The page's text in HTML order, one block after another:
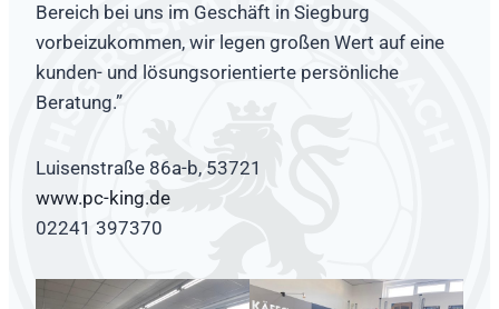
Bereich bei uns im Geschäft in Siegburg
vorbeizukommen, wir legen großen Wert auf eine
kunden- und lösungsorientierte persönliche
Beratung.”
Luisenstraße 86a-b, 53721
www.pc-king.de
02241 397370